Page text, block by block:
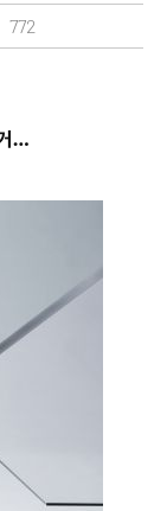
772
…